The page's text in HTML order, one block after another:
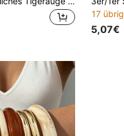
17 übrig
5,07€